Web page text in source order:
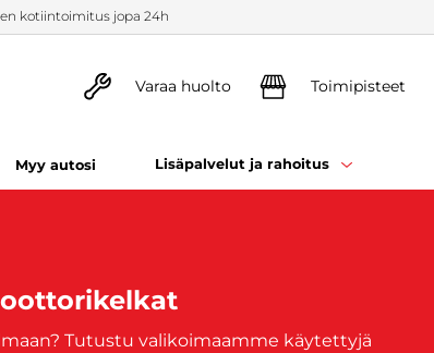
kotiintoimitus jopa 24h
Varaa huolto Toimipisteet
Myy autosi Lisäpalvelut ja rahoitus
Tutustu valikoimaamme käytettyjä